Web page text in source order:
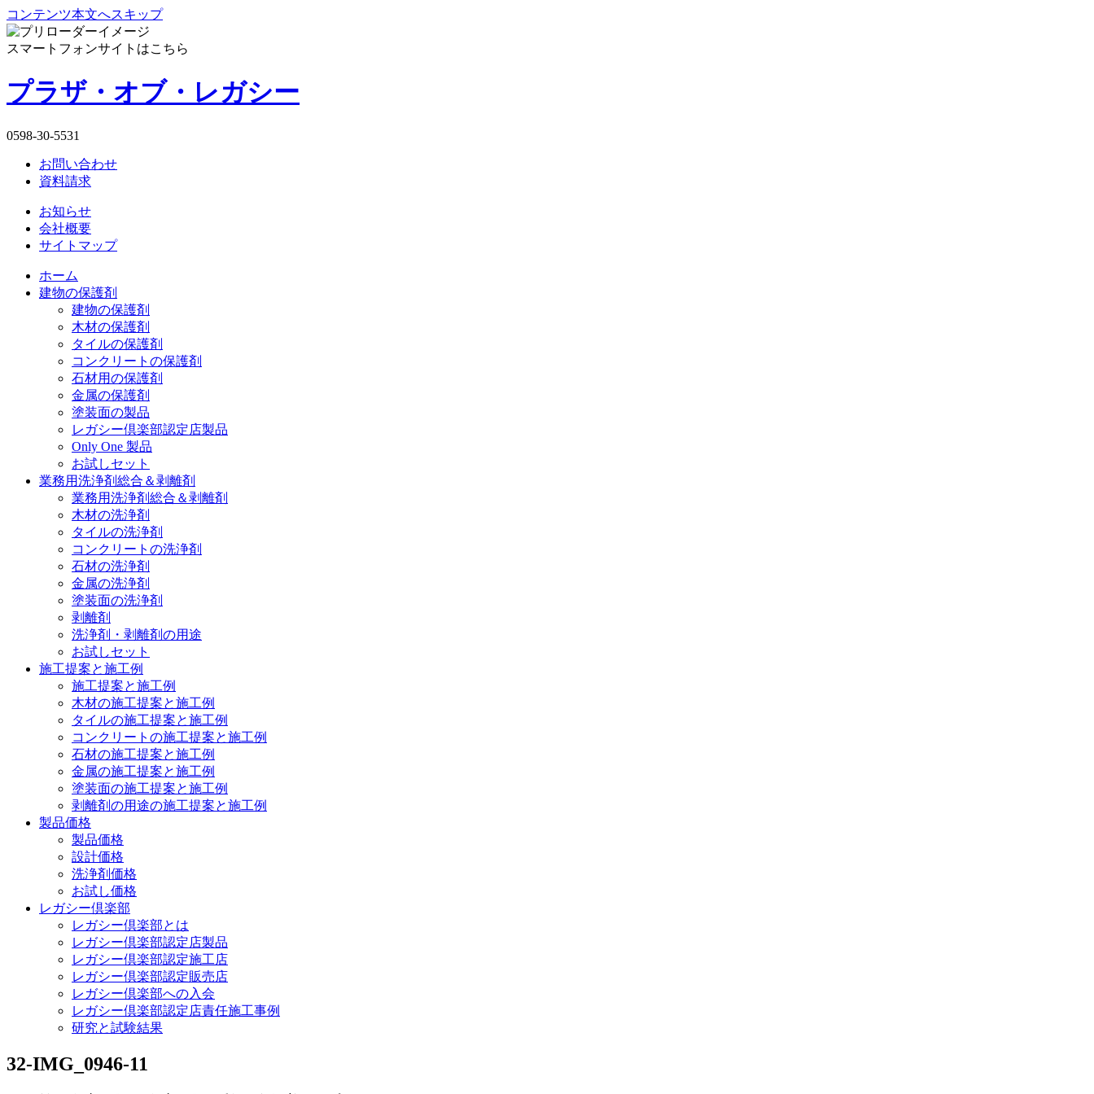
コンテンツ本文へスキップ
スマートフォンサイトはこちら
プラザ・オブ・レガシー
0598-30-5531
お問い合わせ
資料請求
お知らせ
会社概要
サイトマップ
ホーム
建物の保護剤
建物の保護剤
木材の保護剤
タイルの保護剤
コンクリートの保護剤
石材用の保護剤
金属の保護剤
塗装面の製品
レガシー倶楽部認定店製品
Only One 製品
お試しセット
業務用洗浄剤総合＆剥離剤
業務用洗浄剤総合＆剥離剤
木材の洗浄剤
タイルの洗浄剤
コンクリートの洗浄剤
石材の洗浄剤
金属の洗浄剤
塗装面の洗浄剤
剥離剤
洗浄剤・剥離剤の用途
お試しセット
施工提案と施工例
施工提案と施工例
木材の施工提案と施工例
タイルの施工提案と施工例
コンクリートの施工提案と施工例
石材の施工提案と施工例
金属の施工提案と施工例
塗装面の施工提案と施工例
剥離剤の用途の施工提案と施工例
製品価格
製品価格
設計価格
洗浄剤価格
お試し価格
レガシー倶楽部
レガシー倶楽部とは
レガシー倶楽部認定店製品
レガシー倶楽部認定施工店
レガシー倶楽部認定販売店
レガシー倶楽部への入会
レガシー倶楽部認定店責任施工事例
研究と試験結果
32-IMG_0946-11